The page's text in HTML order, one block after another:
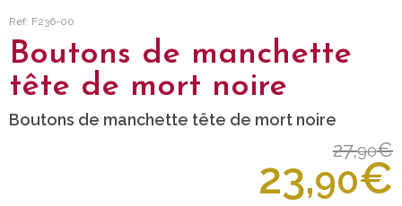
Ref: F236-00
Boutons de manchette
tête de mort noire
Boutons de manchette tête de mort noire
27,90€
23,90€